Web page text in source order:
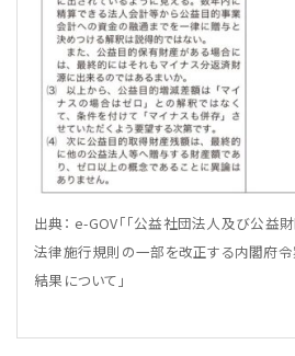
出典： e-GOV「「公益社団法人及び公益
法律施行規則の一部を改正する内閣府令
結果について」